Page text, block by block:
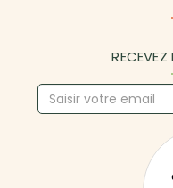
RECEVEZ